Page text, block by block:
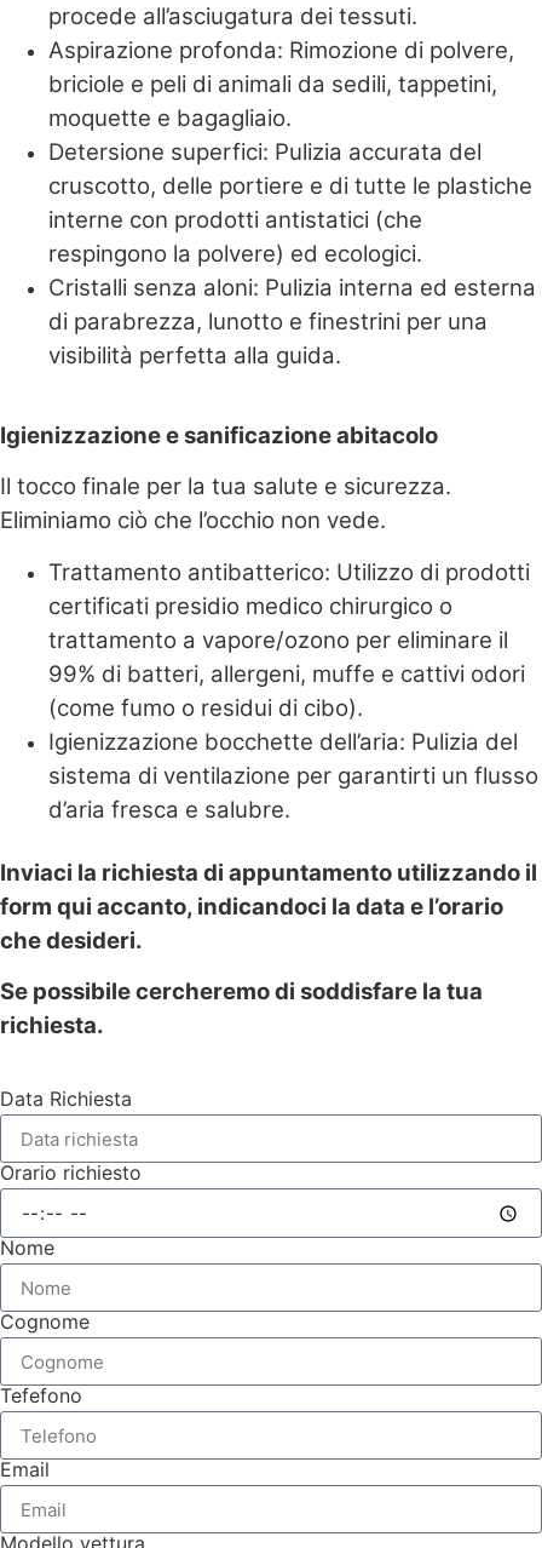
procede all’asciugatura dei tessuti.
Aspirazione profonda: Rimozione di polvere,
briciole e peli di animali da sedili, tappetini,
moquette e bagagliaio.
Detersione superfici: Pulizia accurata del
cruscotto, delle portiere e di tutte le plastiche
interne con prodotti antistatici (che
respingono la polvere) ed ecologici.
Cristalli senza aloni: Pulizia interna ed esterna
di parabrezza, lunotto e finestrini per una
visibilità perfetta alla guida.
Igienizzazione e sanificazione abitacolo
Il tocco finale per la tua salute e sicurezza.
Eliminiamo ciò che l’occhio non vede.
Trattamento antibatterico: Utilizzo di prodotti
certificati presidio medico chirurgico o
trattamento a vapore/ozono per eliminare il
99% di batteri, allergeni, muffe e cattivi odori
(come fumo o residui di cibo).
Igienizzazione bocchette dell’aria: Pulizia del
sistema di ventilazione per garantirti un flusso
d’aria fresca e salubre.
Inviaci la richiesta di appuntamento utilizzando il
form qui accanto, indicandoci la data e l’orario
che desideri.
Se possibile cercheremo di soddisfare la tua
richiesta.
Data Richiesta
Orario richiesto
Nome
Cognome
Tefefono
Email